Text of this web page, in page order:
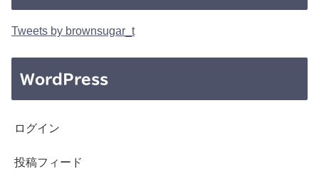
Tweets by brownsugar_t
WordPress
ログイン
投稿フィード